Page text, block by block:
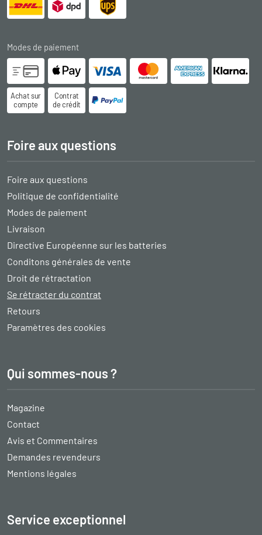
Modes de paiement
Achat sur
compte
Contrat
de crédit
Foire aux questions
Foire aux questions
Politique de confidentialité
Modes de paiement
Livraison
Directive Européenne sur les batteries
Conditons générales de vente
Droit de rétractation
Se rétracter du contrat
Retours
Paramètres des cookies
Qui sommes-nous ?
Magazine
Contact
Avis et Commentaires
Demandes revendeurs
Mentions légales
Service exceptionnel